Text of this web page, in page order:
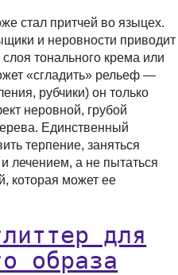
стал притчей во языцех.
и неровности приводит
тонального крема или
«сгладить» рельеф —
рубчики) он только
неровной, грубой
Единственный
терпение, заняться
лечением, а не пытаться
которая может ее
для
образа